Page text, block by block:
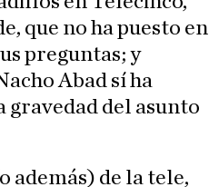
que no ha puesto en
preguntas; y
Abad sí ha
gravedad del asunto
además) de la tele,